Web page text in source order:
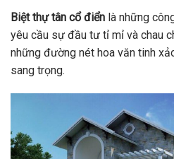
Biệt thự tân cổ điển là những
yêu cầu sự đầu tư tỉ mỉ và chau
những đường nét hoa văn tinh
sang trọng.